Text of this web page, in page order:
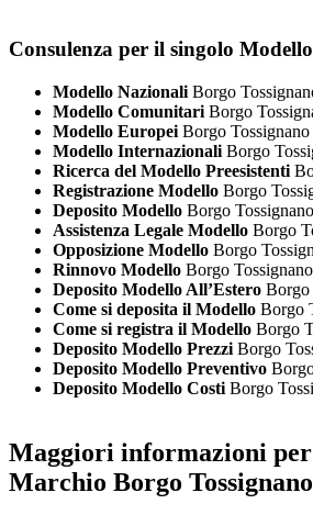
Consulenza per il singolo Modello
Modello Nazionali Borgo
Modello Comunitari Borgo
Modello Europei Borgo Tossignano
Modello Internazionali Borgo
Ricerca del Modello Preesistenti
Registrazione Modello Borgo
Deposito Modello Borgo Tossignano
Assistenza Legale Modello Borgo
Opposizione Modello Borgo
Rinnovo Modello Borgo Tossignano
Deposito Modello All’Estero Borgo
Come si deposita il Modello Borgo
Come si registra il Modello Borgo
Deposito Modello Prezzi Borgo
Deposito Modello Preventivo
Deposito Modello Costi Borgo
Maggiori informazioni
Marchio Borgo Tossignano